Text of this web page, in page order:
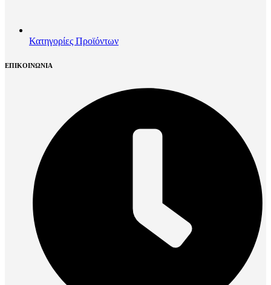
Κατηγορίες Προϊόντων
ΕΠΙΚΟΙΝΩΝΙΑ